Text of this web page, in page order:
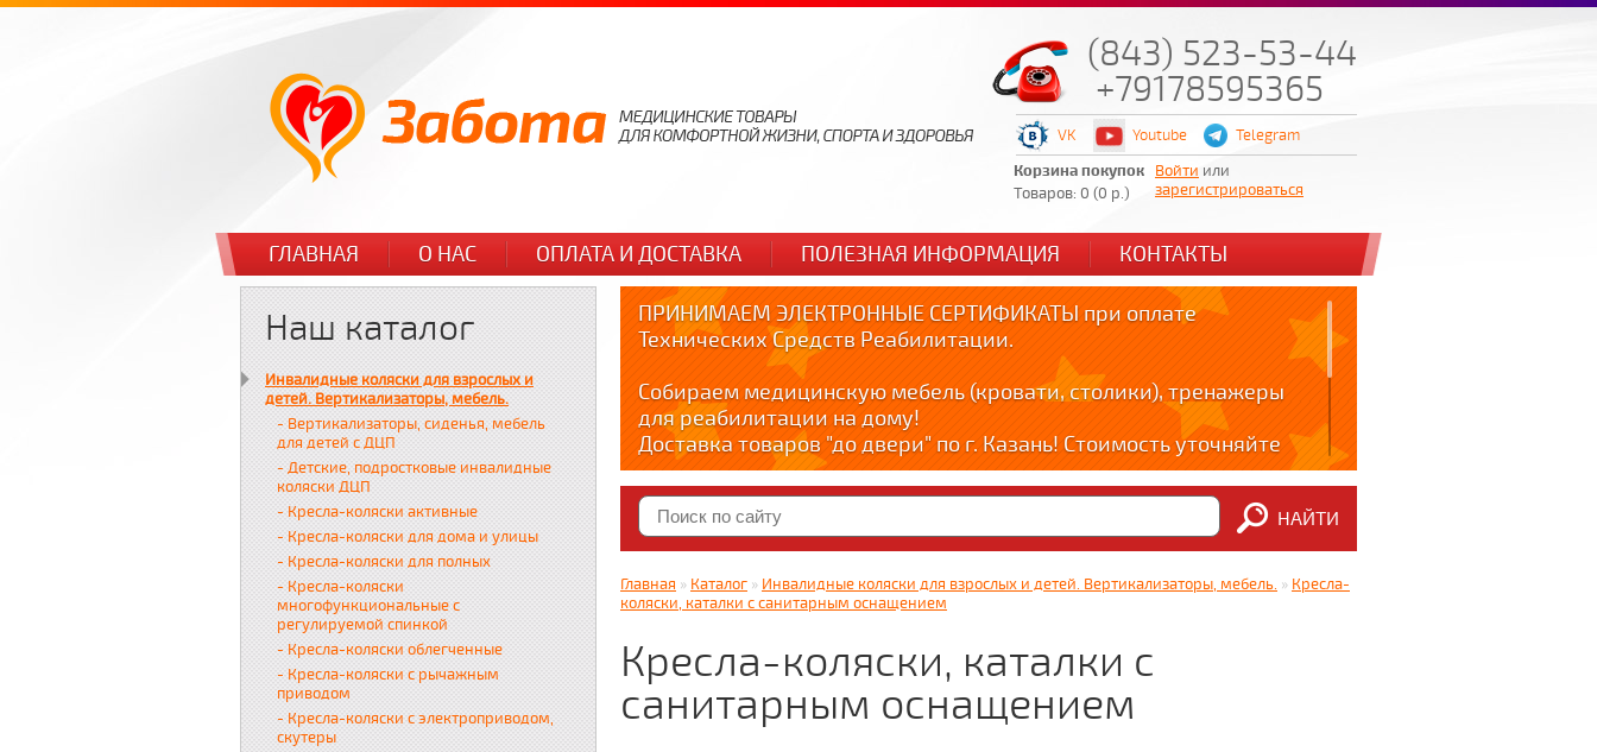
(843) 523-53-44
+79178595365
VK Youtube
Telegram
Корзина покупок
Товаров: 0 (0 р.)
Войти или
зарегистрироваться
ГЛАВНАЯ О НАС ОПЛАТА И ДОСТАВКА ПОЛЕЗНАЯ ИНФОРМАЦИЯ КОНТАКТЫ
Наш каталог
Инвалидные коляски для взрослых и
детей. Вертикализаторы, мебель.
- Вертикализаторы, сиденья, мебель
для детей с ДЦП
- Детские, подростковые инвалидные
коляски ДЦП
- Кресла-коляски активные
- Кресла-коляски для дома и улицы
- Кресла-коляски для полных
- Кресла-коляски
многофункциональные с
регулируемой спинкой
- Кресла-коляски облегченные
- Кресла-коляски с рычажным
приводом
- Кресла-коляски с электроприводом,
скутеры
ПРИНИМАЕМ ЭЛЕКТРОННЫЕ СЕРТИФИКАТЫ при оплате
Технических Средств Реабилитации.
Собираем медицинскую мебель (кровати, столики), тренажеры
для реабилитации на дому!
Доставка товаров "до двери" по г. Казань! Стоимость уточняйте
по тел. +79178595365
Краткие видео обзоры медицинских товаров!!!
YOUTUBE: youtube.com/@zabota16 ; Теlegram: t.me/zabota16 ;
Яндекс. Дзен: dzen.ru/zabota16 ; RUTUBE: Медицинский магазин
zabota16.ru
Всегда на связи !!! (Wats App)+79178595365.
НАЙТИ
Главная » Каталог » Инвалидные коляски для взрослых и детей. Вертикализаторы, мебель. » Кресла-
коляски, каталки с санитарным оснащением
Кресла-коляски, каталки с
санитарным оснащением